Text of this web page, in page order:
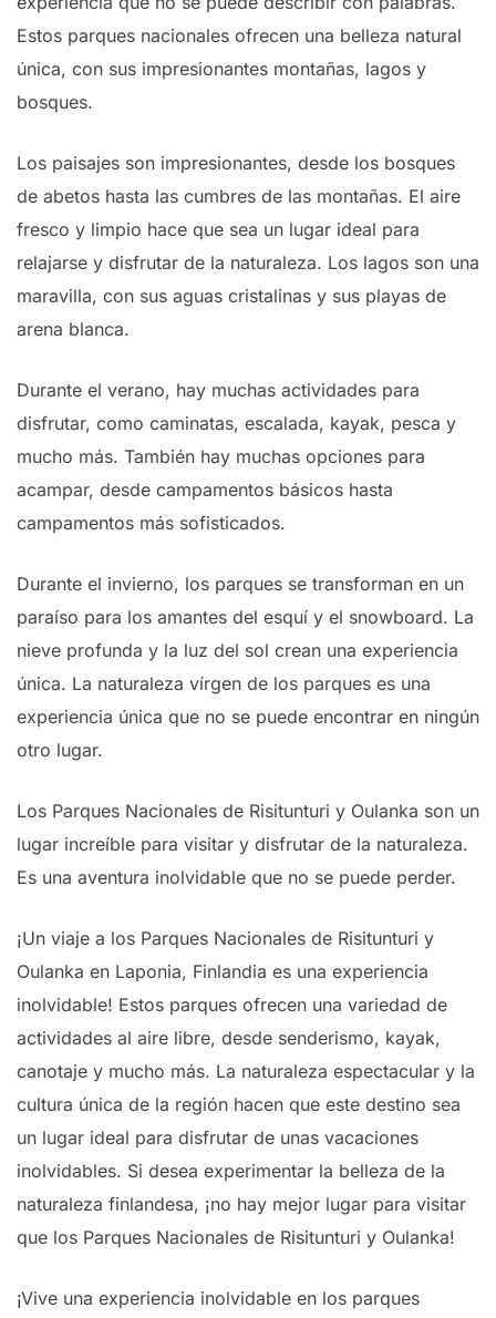
Estos parques nacionales ofrecen una belleza natural
única, con sus impresionantes montañas, lagos y
bosques.
Los paisajes son impresionantes, desde los bosques
de abetos hasta las cumbres de las montañas. El aire
fresco y limpio hace que sea un lugar ideal para
relajarse y disfrutar de la naturaleza. Los lagos son una
maravilla, con sus aguas cristalinas y sus playas de
arena blanca.
Durante el verano, hay muchas actividades para
disfrutar, como caminatas, escalada, kayak, pesca y
mucho más. También hay muchas opciones para
acampar, desde campamentos básicos hasta
campamentos más sofisticados.
Durante el invierno, los parques se transforman en un
paraíso para los amantes del esquí y el snowboard. La
nieve profunda y la luz del sol crean una experiencia
única. La naturaleza vírgen de los parques es una
experiencia única que no se puede encontrar en ningún
otro lugar.
Los Parques Nacionales de Risitunturi y Oulanka son un
lugar increíble para visitar y disfrutar de la naturaleza.
Es una aventura inolvidable que no se puede perder.
¡Un viaje a los Parques Nacionales de Risitunturi y
Oulanka en Laponia, Finlandia es una experiencia
inolvidable! Estos parques ofrecen una variedad de
actividades al aire libre, desde senderismo, kayak,
canotaje y mucho más. La naturaleza espectacular y la
cultura única de la región hacen que este destino sea
un lugar ideal para disfrutar de unas vacaciones
inolvidables. Si desea experimentar la belleza de la
naturaleza finlandesa, ¡no hay mejor lugar para visitar
que los Parques Nacionales de Risitunturi y Oulanka!
¡Vive una experiencia inolvidable en los parques